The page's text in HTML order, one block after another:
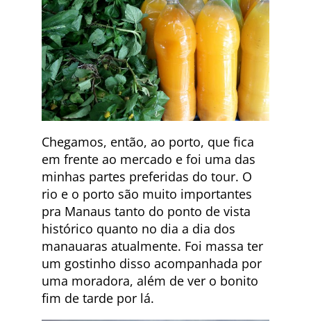
Chegamos, então, ao porto, que fica
em frente ao mercado e foi uma das
minhas partes preferidas do tour. O
rio e o porto são muito importantes
pra Manaus tanto do ponto de vista
histórico quanto no dia a dia dos
manauaras atualmente. Foi massa ter
um gostinho disso acompanhada por
uma moradora, além de ver o bonito
fim de tarde por lá.